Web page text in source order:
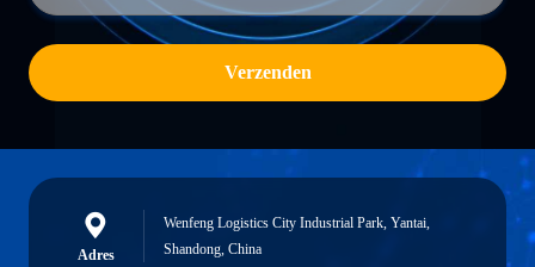
Verzenden
Adres
Wenfeng Logistics City Industrial Park, Yantai,
Shandong, China